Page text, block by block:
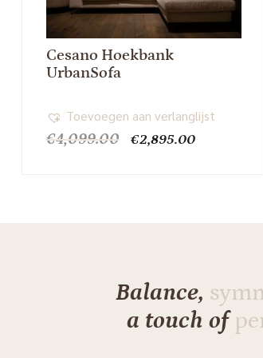
Cesano Hoekbank
UrbanSofa
€4,099.00
Oorspronkelijke
€2,895.00Huidige
Toevoegen aan verlanglijst
Balance,
a touch of